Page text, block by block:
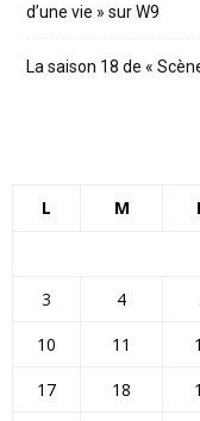
d’une vie » sur W9
La saison 18 de «
L M
3
4
10
11
17
18